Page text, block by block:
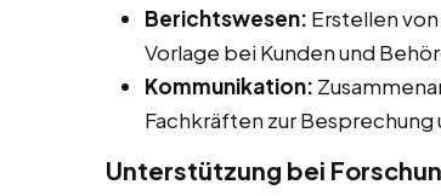
Berichtswesen: Erstellen
Vorlage bei Kunden und
Kommunikation:
Fachkräften zur
Unterstützung bei